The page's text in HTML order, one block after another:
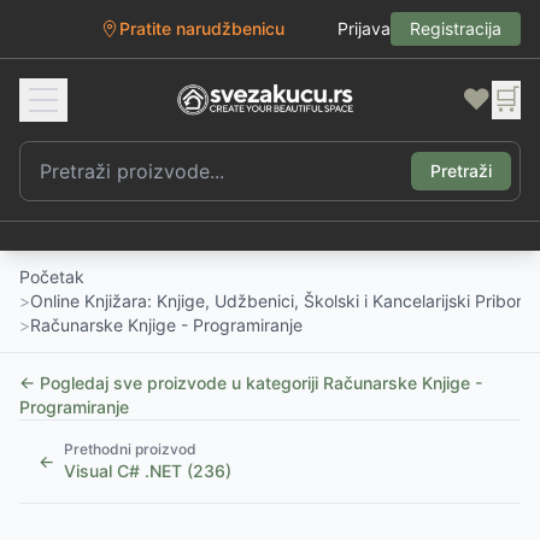
Pratite narudžbenicu Prijava Registracija
❤️ 🛒
Pretraži
Početak
>Online Knjižara: Knjige, Udžbenici, Školski i Kancelarijski Pribor
>Računarske Knjige - Programiranje
← Pogledaj sve proizvode u kategoriji Računarske Knjige -
Programiranje
←
Prethodni proizvod
Visual C# .NET (236)